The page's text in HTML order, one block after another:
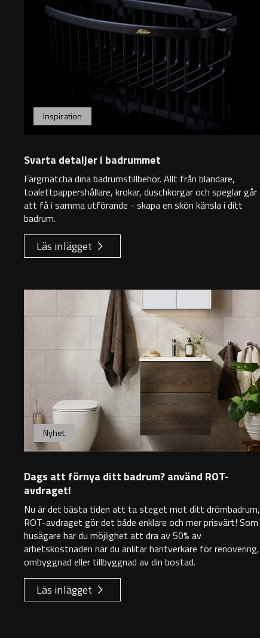
Inspiration
Svarta detaljer i badrummet
Färgmatcha dina badrumstillbehör. Allt från blandare,
toalettpappershållare, krokar, duschkorgar och speglar går
att få i samma utförande - skapa en skön känsla i ditt
badrum.
Läs inlägget
Nyhet
Dags att förnya ditt badrum? använd ROT-
avdraget!
Nu är det bästa tiden att ta steget mot ditt drömbadrum,
ROT-avdraget gör det både enklare och mer prisvärt! Som
husägare har du möjlighet att dra av 50% av
arbetskostnaden när du anlitar hantverkare för renovering,
ombyggnad eller tillbyggnad av din bostad.
Läs inlägget